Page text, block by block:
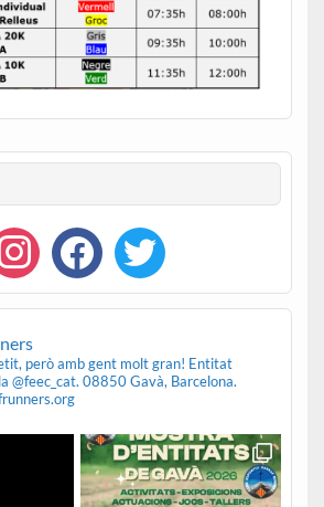
però amb gent molt gran! Entitat
@feec_cat. 08850 Gavà, Barcelona.